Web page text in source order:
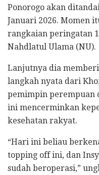
Ponorogo akan
Januari 2026. Momen
rangkaian peringatan
Nahdlatul Ulama (NU).
Lanjutnya dia
langkah nyata dari
pemimpin perempuan
ini mencerminkan
kesehatan rakyat.
“Hari ini beliau
topping off ini, dan
sudah beroperasi,”